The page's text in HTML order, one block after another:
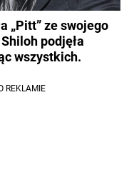
„Pitt” ze swojego
Shiloh podjęła
wszystkich.